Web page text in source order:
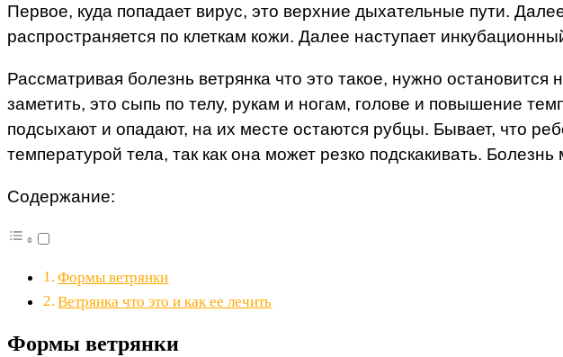
Первое, куда попадает вирус, это верхние дыхательные пути.
распространяется по клеткам кожи. Далее наступает
Рассматривая болезнь ветрянка что это такое, нужно
заметить, это сыпь по телу, рукам и ногам, голове и повышение
подсыхают и опадают, на их месте остаются рубцы. Бывает, что
температурой тела, так как она может резко подскакивать.
Содержание:
Формы ветрянки
Ветрянка что это и как ее лечить
Формы ветрянки